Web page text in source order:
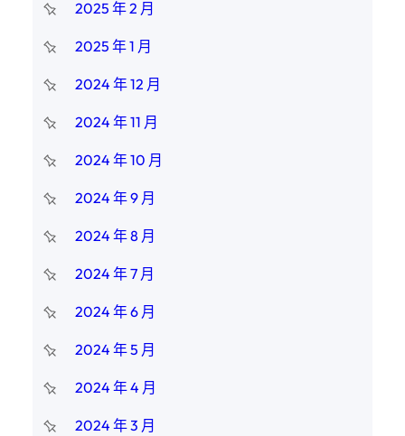
2025 年 2 月
2025 年 1 月
2024 年 12 月
2024 年 11 月
2024 年 10 月
2024 年 9 月
2024 年 8 月
2024 年 7 月
2024 年 6 月
2024 年 5 月
2024 年 4 月
2024 年 3 月